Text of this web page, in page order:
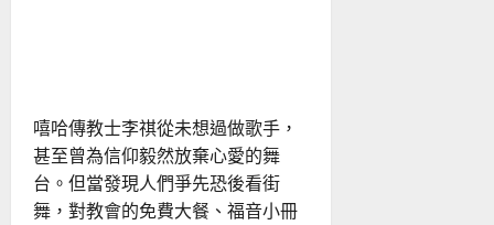
嘻哈傳教士李祺從未想過做歌手，
甚至曾為信仰毅然放棄心愛的舞
台。但當發現人們爭先恐後看街
舞，對教會的免費大餐、福音小冊